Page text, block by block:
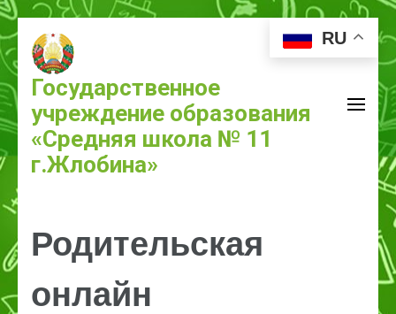
Государственное
учреждение образования
«Средняя школа № 11
г.Жлобина»
Родительская
онлайн
RU